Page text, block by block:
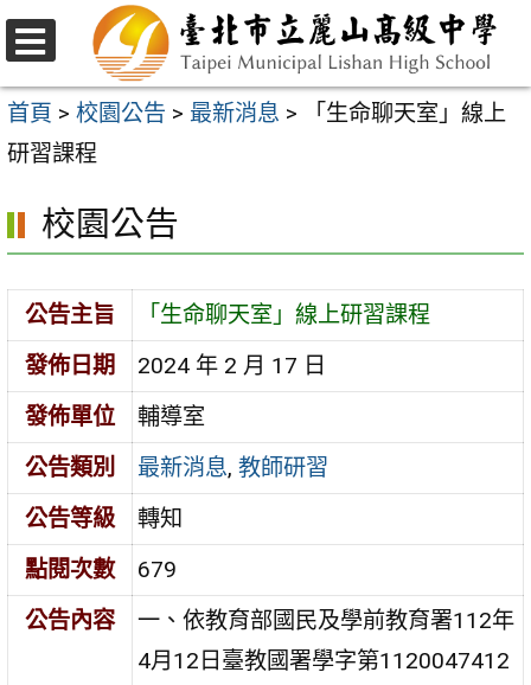
跳
至
主
要
容
區
選
單
首頁 > 校園公告 > 最新消息 >
「生命聊天室」線上
研習課程
校園公告
公告主旨
「生命聊天室」線上研習課程
發佈日期
2024 年 2 月 17 日
發佈單位
輔導室
公告類別
最新消息,教師研習
公告等級
轉知
點閱次數
679
公告內容
一、依教育部國民及學前教育署112年
4月12日臺教國署學字第1120047412